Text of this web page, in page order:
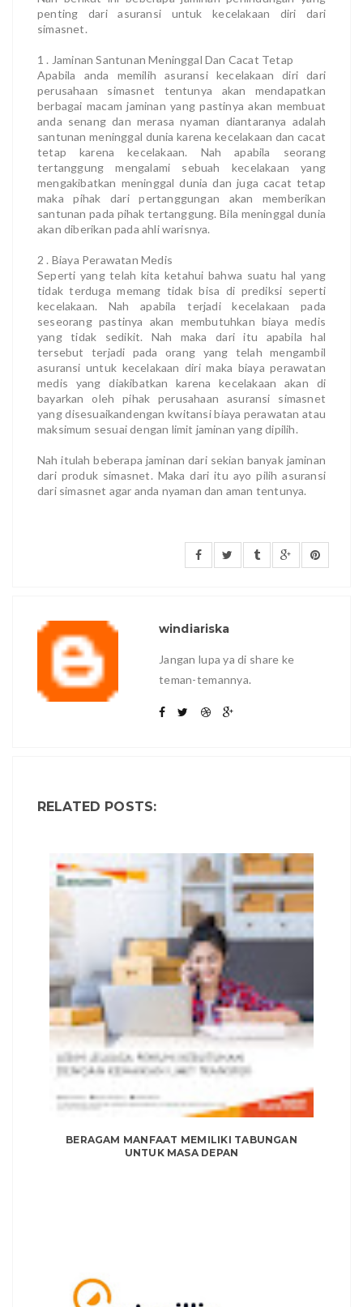
penting dari asuransi untuk kecelakaan diri dari
simasnet.
1 . Jaminan Santunan Meninggal Dan Cacat Tetap
Apabila anda memilih asuransi kecelakaan diri dari
perusahaan simasnet tentunya akan mendapatkan
berbagai macam jaminan yang pastinya akan membuat
anda senang dan merasa nyaman diantaranya adalah
santunan meninggal dunia karena kecelakaan dan cacat
tetap karena kecelakaan. Nah apabila seorang
tertanggung mengalami sebuah kecelakaan yang
mengakibatkan meninggal dunia dan juga cacat tetap
maka pihak dari pertanggungan akan memberikan
santunan pada pihak tertanggung. Bila meninggal dunia
akan diberikan pada ahli warisnya.
2 . Biaya Perawatan Medis
Seperti yang telah kita ketahui bahwa suatu hal yang
tidak terduga memang tidak bisa di prediksi seperti
kecelakaan. Nah apabila terjadi kecelakaan pada
seseorang pastinya akan membutuhkan biaya medis
yang tidak sedikit. Nah maka dari itu apabila hal
tersebut terjadi pada orang yang telah mengambil
asuransi untuk kecelakaan diri maka biaya perawatan
medis yang diakibatkan karena kecelakaan akan di
bayarkan oleh pihak perusahaan asuransi simasnet
yang disesuaikandengan kwitansi biaya perawatan atau
maksimum sesuai dengan limit jaminan yang dipilih.
Nah itulah beberapa jaminan dari sekian banyak jaminan
dari produk simasnet. Maka dari itu ayo pilih asuransi
dari simasnet agar anda nyaman dan aman tentunya.
windiariska
Jangan lupa ya di share ke
teman-temannya.
RELATED POSTS:
BERAGAM MANFAAT MEMILIKI TABUNGAN
UNTUK MASA DEPAN